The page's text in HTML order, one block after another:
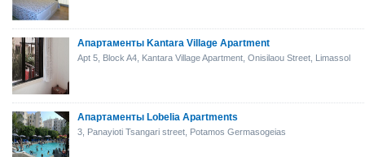
Апартаменты Kantara Village Apartment
Apt 5, Block A4, Kantara Village Apartment, Onisilaou Street, Limassol
Апартаменты Lobelia Apartments
3, Panayioti Tsangari street, Potamos Germasogeias